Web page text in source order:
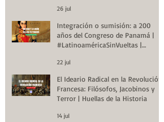
26 jul
Integración o sumisión: a 200
años del Congreso de Panamá |
#LatinoaméricaSinVueltas |
22 jul
El Ideario Radical en la Revolución
Francesa: Filósofos, Jacobinos y
Terror | Huellas de la Historia
14 jul